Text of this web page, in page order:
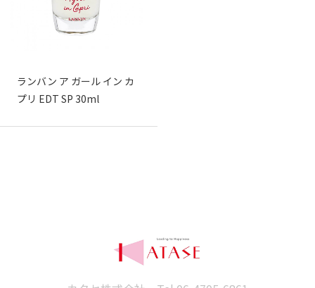
ランバン ア ガール イン カ
プリ EDT SP 30ml